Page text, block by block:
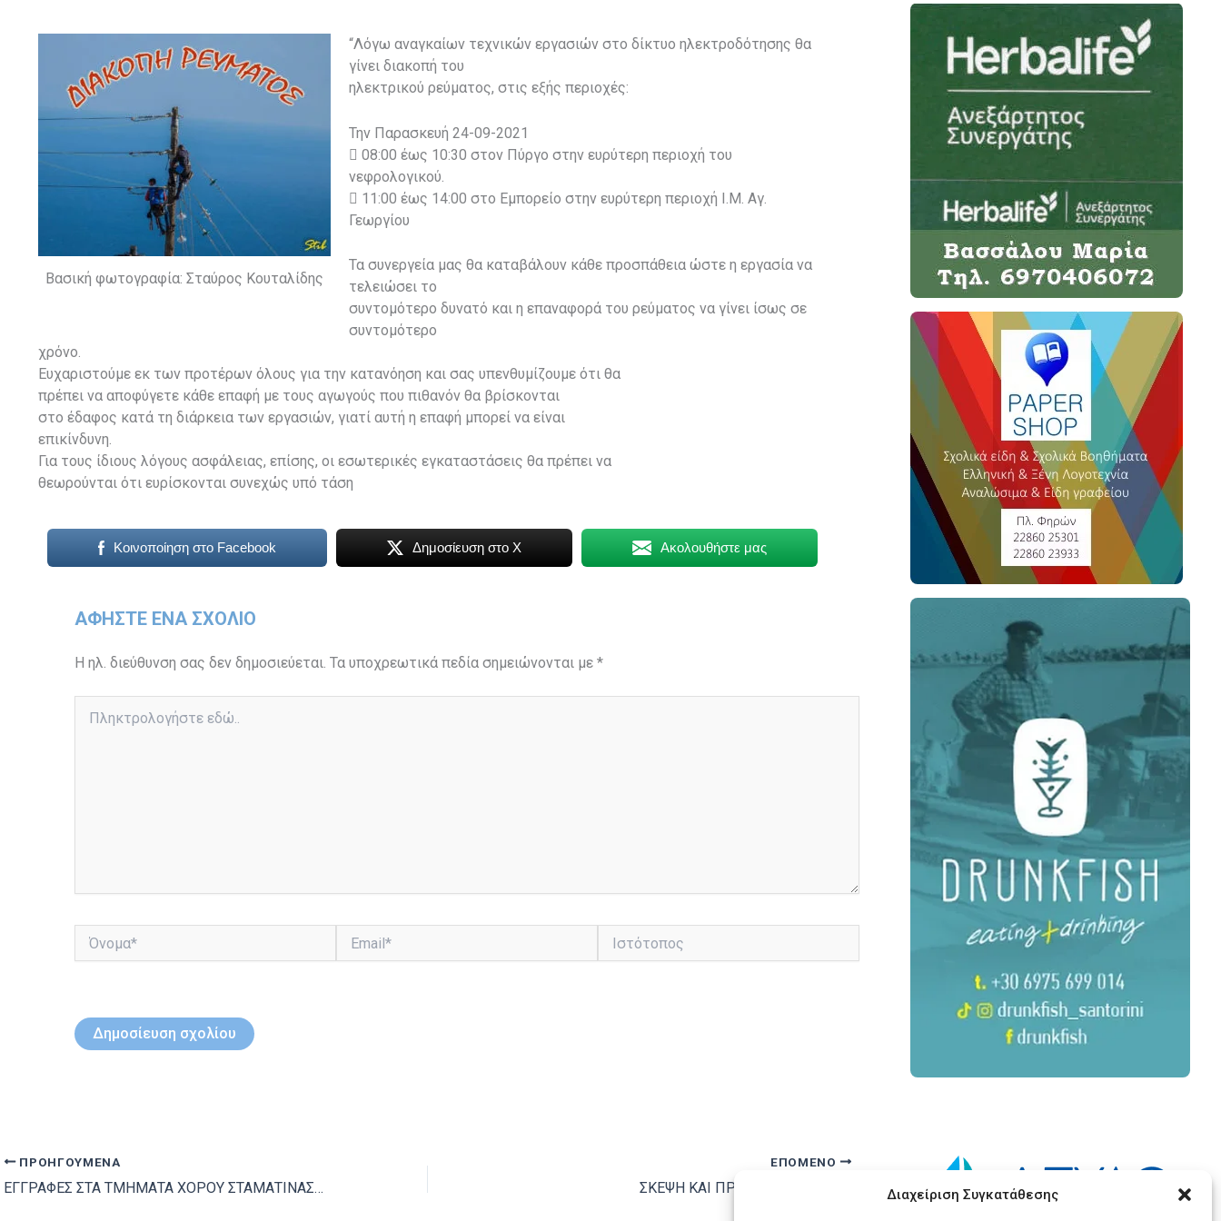
Διαχείριση Συγκατάθεσης
Βασική φωτογραφία: Σταύρος Κουταλίδης
“Λόγω αναγκαίων τεχνικών εργασιών στο δίκτυο ηλεκτροδότησης θα
γίνει διακοπή του
ηλεκτρικού ρεύματος, στις εξής περιοχές:
Την Παρασκευή 24-09-2021
 08:00 έως 10:30 στον Πύργο στην ευρύτερη περιοχή του
νεφρολογικού.
 11:00 έως 14:00 στο Εμπορείο στην ευρύτερη περιοχή Ι.Μ. Αγ.
Γεωργίου
Τα συνεργεία μας θα καταβάλουν κάθε προσπάθεια ώστε η εργασία να
τελειώσει το
συντομότερο δυνατό και η επαναφορά του ρεύματος να γίνει ίσως σε
συντομότερο
χρόνο.
Ευχαριστούμε εκ των προτέρων όλους για την κατανόηση και σας υπενθυμίζουμε ότι θα
πρέπει να αποφύγετε κάθε επαφή με τους αγωγούς που πιθανόν θα βρίσκονται
στο έδαφος κατά τη διάρκεια των εργασιών, γιατί αυτή η επαφή μπορεί να είναι
επικίνδυνη.
Για τους ίδιους λόγους ασφάλειας, επίσης, οι εσωτερικές εγκαταστάσεις θα πρέπει να
θεωρούνται ότι ευρίσκονται συνεχώς υπό τάση
Κοινοποίηση στο Facebook Δημοσίευση στο X Ακολουθήστε μας
ΑΦΉΣΤΕ ΈΝΑ ΣΧΌΛΙΟ
Η ηλ. διεύθυνση σας δεν δημοσιεύεται. Τα υποχρεωτικά πεδία σημειώνονται με *
εδώ..
ΠΡΟΗΓΟΎΜΕΝΑ
ΕΓΓΡΑΦΕΣ ΣΤΑ ΤΜΗΜΑΤΑ ΧΟΡΟΥ ΣΤΑΜΑΤΙΝΑΣ ΞΙΑΡΧΟΥ-ΔΑΠΠΟΣ
ΕΠΌΜΕΝΟ
ΣΚΕΨΗ ΚΑΙ ΠΡΑΞΗ ΓΙΑ ΤΟ ΠΑΙΔΙ